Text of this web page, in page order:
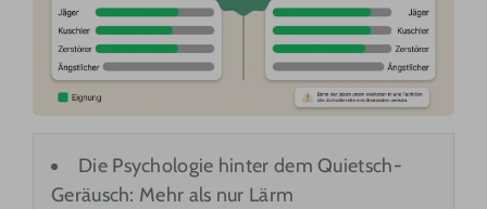
Die Psychologie hinter dem Quietsch-
Geräusch: Mehr als nur Lärm